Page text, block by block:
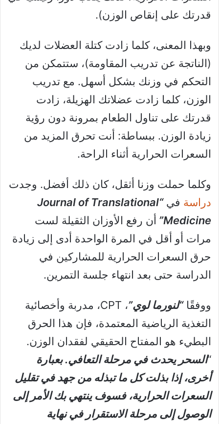
قدرتك على إنقاص الوزن).
وبهذا المعنى، كلما زادت كتلة العضلات لديك
(الناتجة عن تدريب المقاومة)، ستتمكن من
التحكم في وزنك بشكل أسهل. مع تدريب
الوزن، كلما زادت عضلاتك الهزيلة، زادت
قدرتك على تناول الطعام بمرونة دون رؤية
زيادة الوزن. ببساطة: أنت تحرق المزيد من
السعرات الحرارية أثناء الراحة.
وكلما حملت وزنا أثقل، كان ذلك أفضل. وجدت
دراسة في“Journal of Translational
Medicine”
أن رفع الأوزان الثقيلة لست
مرات أو أقل في المرة الواحدة أدى إلى زيادة
حرق السعرات الحرارية للمشاركين في
الدراسة حتى بعد انتهاء جلسة التمرين.
ووفقًا“لنورما لوي”
، CPT، مدربة وأخصائية
التغذية الرياضية المعتمدة، فإن هذا الحرق
البطيء هو المفتاح الحقيقي لفقدان الوزن.
“السحر يحدث في مرحلة التعافي. بعبارة
أخرى، إذا بذلت كل ما تبذله من جهد في تقليل
السعرات الحرارية، فسوف ينتهي بك الأمر إلى
الوصول إلى مرحلة الاستقرار في نهاية